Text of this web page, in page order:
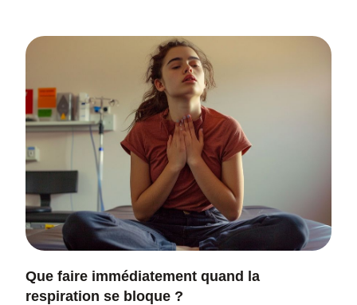
Que faire immédiatement quand la
respiration se bloque ?